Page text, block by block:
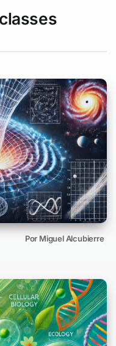
Por Miguel Alcubierre